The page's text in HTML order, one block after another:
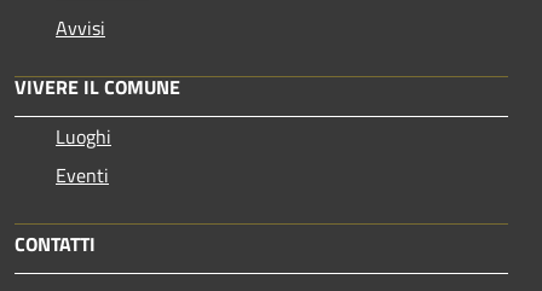
Avvisi
VIVERE IL COMUNE
Luoghi
Eventi
CONTATTI